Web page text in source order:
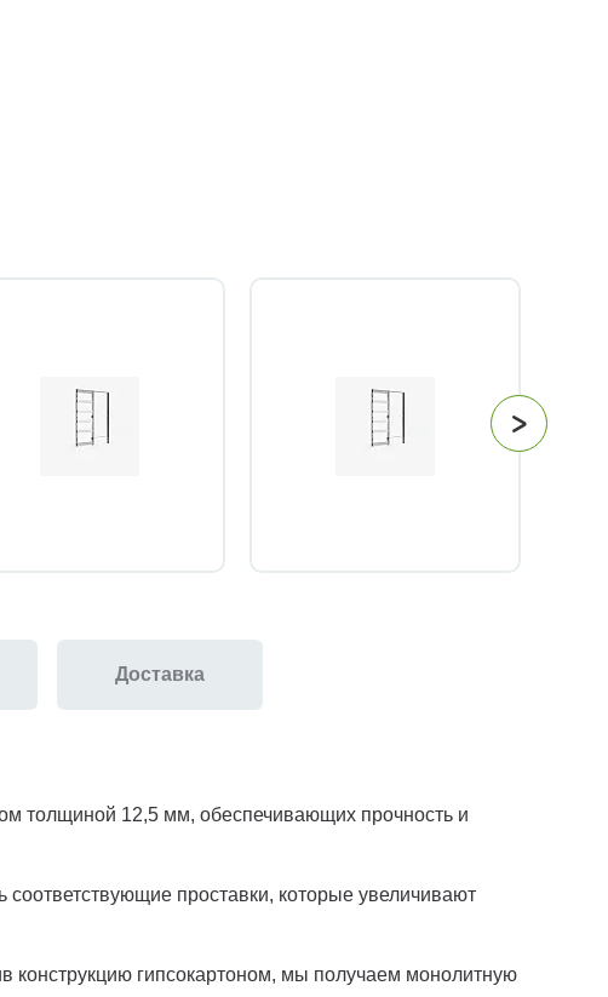
Доставка
толщиной 12,5 мм, обеспечивающих прочность и
проставки, которые увеличивают
конструкцию гипсокартоном, мы получаем монолитную